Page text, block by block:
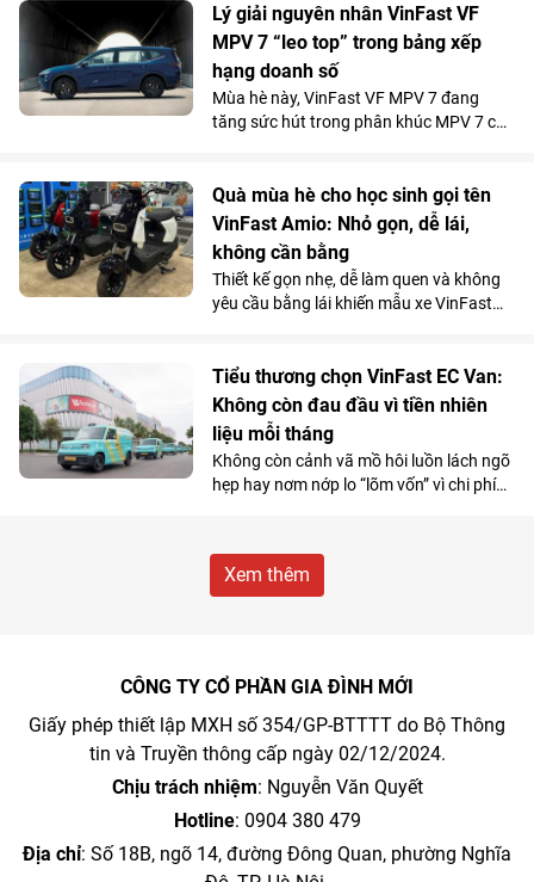
rõ qua doanh số 1.092 xe bán ra trong
tháng 5/2026, giúp mẫu xe tải điện của
VinFast góp mặt trong top 10 xe bán
chạy nhất toàn thị trường.
Lý giải nguyên nhân VinFast VF
MPV 7 “leo top” trong bảng xếp
hạng doanh số
Mùa hè này, VinFast VF MPV 7 đang
tăng sức hút trong phân khúc MPV 7 chỗ
chuyến đi xa.
Quà mùa hè cho học sinh gọi tên
VinFast Amio: Nhỏ gọn, dễ lái,
không cần bằng
Thiết kế gọn nhẹ, dễ làm quen và không
yêu cầu bằng lái khiến mẫu xe VinFast
hàng có nhu cầu di chuyển cự ly ngắn.
Tiểu thương chọn VinFast EC Van:
Không còn đau đầu vì tiền nhiên
liệu mỗi tháng
Không còn cảnh vã mồ hôi luồn lách ngõ
hẹp hay nơm nớp lo “lõm vốn” vì chi phí
coi đây là “cỗ máy sinh lời”.
Xem thêm
CÔNG TY CỔ PHẦN GIA ĐÌNH MỚI
Giấy phép thiết lập MXH số 354/GP-BTTTT do Bộ Thông
tin và Truyền thông cấp ngày 02/12/2024.
Chịu trách nhiệm: Nguyễn Văn Quyết
Hotline: 0904 380 479
Địa chỉ: Số 18B, ngõ 14, đường Đông Quan, phường Nghĩa